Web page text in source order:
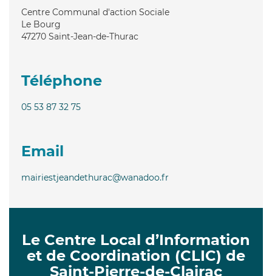
Centre Communal d'action Sociale
Le Bourg
47270 Saint-Jean-de-Thurac
Téléphone
05 53 87 32 75
Email
mairiestjeandethurac@wanadoo.fr
Le Centre Local d’Information
et de Coordination (CLIC) de
Saint-Pierre-de-Clairac